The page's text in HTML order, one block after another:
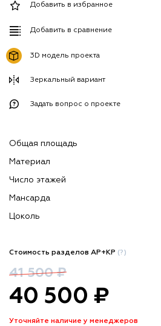
Добавить в избранное
Добавить в сравнение
3D модель проекта
Зеркальный вариант
Задать вопрос о проекте
Общая площадь
Материал
Число этажей
Мансарда
Цоколь
Стоимость разделов АР+КР (?)
41 500 ₽
40 500 ₽
Уточняйте наличие у менеджеров